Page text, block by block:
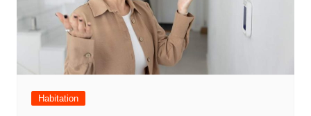
Habitation